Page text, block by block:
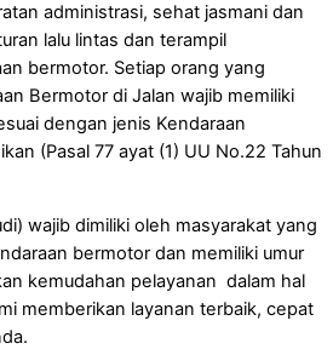
administrasi, sehat jasmani dan
lalu lintas dan terampil
bermotor. Setiap orang yang
Bermotor di Jalan wajib memiliki
dengan jenis Kendaraan
(Pasal 77 ayat (1) UU No.22 Tahun
wajib dimiliki oleh masyarakat yang
bermotor dan memiliki umur
kemudahan pelayanan dalam hal
memberikan layanan terbaik, cepat